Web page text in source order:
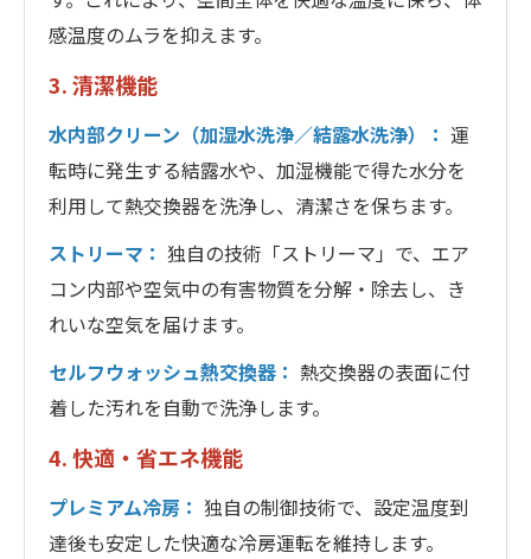
感温度のムラを抑えます。
3. 清潔機能
水内部クリーン（加湿水洗浄／結露水洗浄）： 運
転時に発生する結露水や、加湿機能で得た水分を
利用して熱交換器を洗浄し、清潔さを保ちます。
ストリーマ： 独自の技術「ストリーマ」で、エア
コン内部や空気中の有害物質を分解・除去し、き
れいな空気を届けます。
セルフウォッシュ熱交換器： 熱交換器の表面に付
着した汚れを自動で洗浄します。
4. 快適・省エネ機能
プレミアム冷房： 独自の制御技術で、設定温度到
達後も安定した快適な冷房運転を維持します。